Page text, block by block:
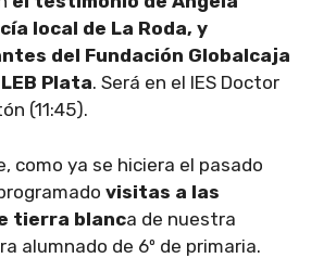
local de La Roda, y
del Fundación Globalcaja
Plata. Será en el IES Doctor
(11:45).
como ya se hiciera el pasado
visitas a las
tierra blanca de nuestra
alumnado de 6º de primaria.